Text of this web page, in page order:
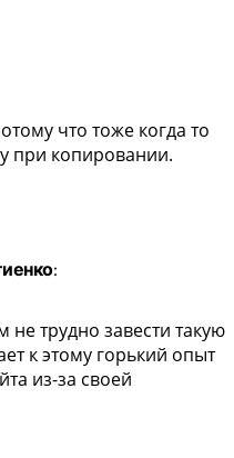
что тоже когда то
при копировании.
:
не трудно завести такую
к этому горький опыт
из-за своей